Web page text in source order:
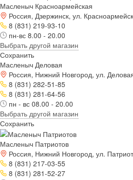
Масленыч Красноармейская
Россия, Дзержинск, ул.
8 (831) 219-93-10
пн-вс 8.00 - 20.00
Выбрать другой магазин
Сохранить
Масленыч Деловая
Россия, Нижний Новгород, ул.
8 (831) 282-51-85
8 (831) 281-64-56
пн - вс 08.00 - 20.00
Выбрать другой магазин
Сохранить
Масленыч Патриотов
Россия, Нижний Новгород, ул.
8 (831) 217-03-55
8 (831) 281-52-27